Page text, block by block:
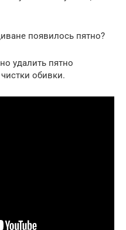
появилось пятно?
удалить пятно
обивки.